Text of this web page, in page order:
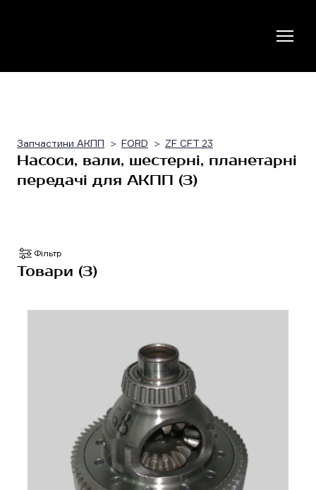
Запчастини АКПП FORD ZF CFT 23
Насоси, вали, шестерні, планетарні
передачі для АКПП (3)
Фільтр
Товари (3)